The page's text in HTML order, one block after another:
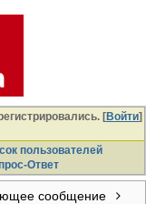
[Войти]
пользователей
Ответ
сообщение